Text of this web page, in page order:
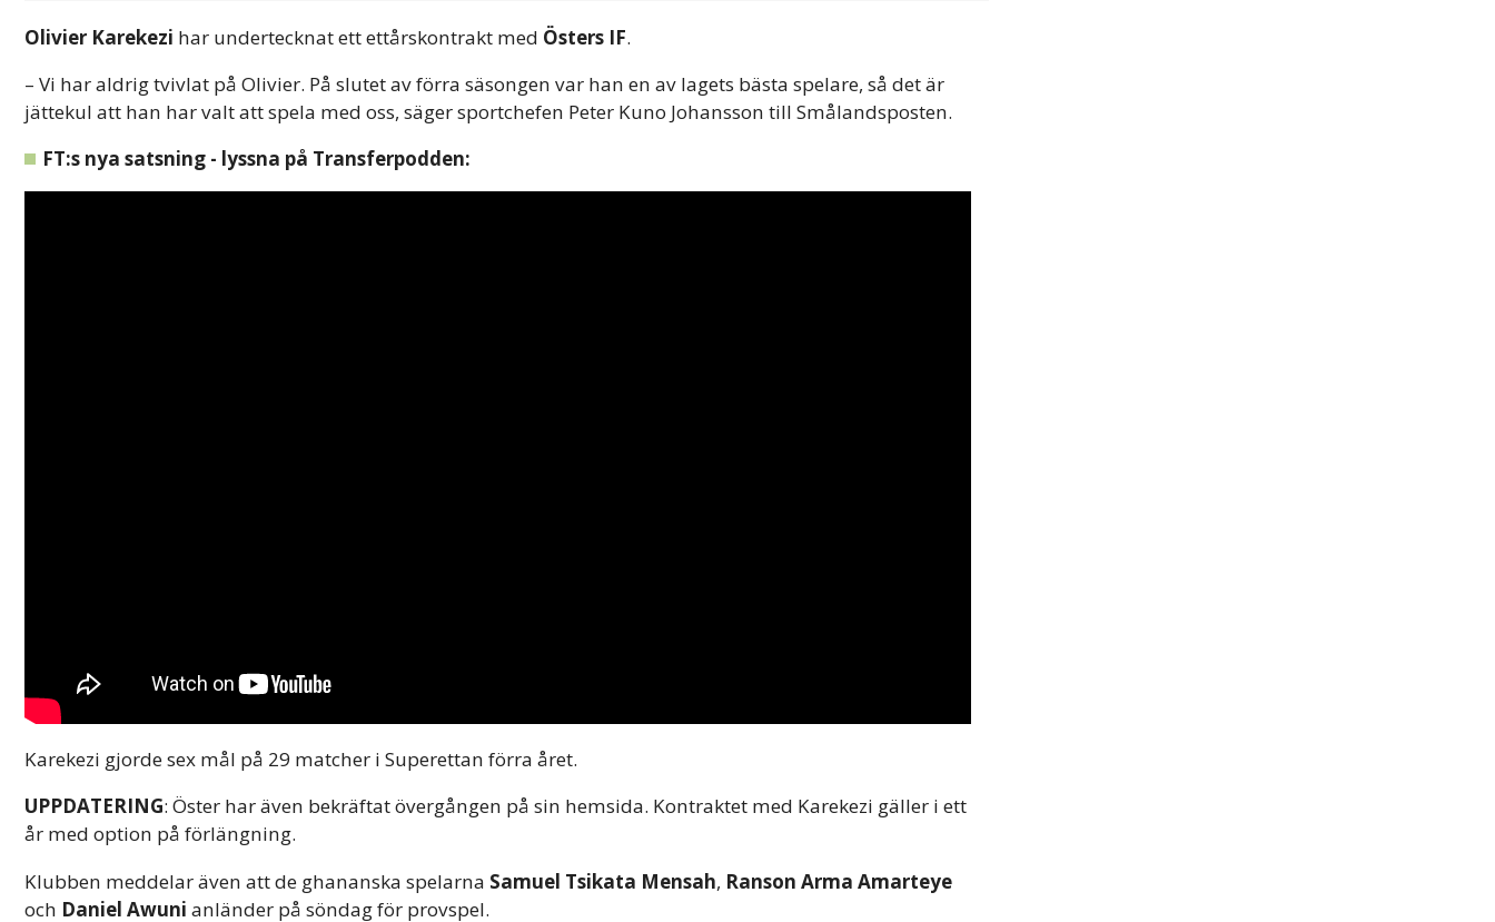
Olivier Karekezi har undertecknat ett ettårskontrakt med Östers IF.
– Vi har aldrig tvivlat på Olivier. På slutet av förra säsongen var han en av lagets bästa spelare, så det är
jättekul att han har valt att spela med oss, säger sportchefen Peter Kuno Johansson till Smålandsposten.
FT:s nya satsning - lyssna på Transferpodden:
Karekezi gjorde sex mål på 29 matcher i Superettan förra året.
UPPDATERING: Öster har även bekräftat övergången på sin hemsida. Kontraktet med Karekezi gäller i ett
år med option på förlängning.
Klubben meddelar även att de ghananska spelarna Samuel Tsikata Mensah, Ranson Arma Amarteye
och Daniel Awuni anländer på söndag för provspel.